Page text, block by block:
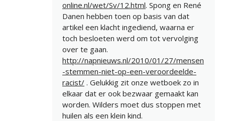
online.nl/wet/Sv/12.html. Spong en René
Danen hebben toen op basis van dat
artikel een klacht ingediend, waarna er
toch besloeten werd om tot vervolging
over te gaan.
http://napnieuws.nl/2010/01/27/mensen
-stemmen-niet-op-een-veroordeelde-
racist/ . Gelukkig zit onze wetboek zo in
elkaar dat er ook bezwaar gemaakt kan
worden. Wilders moet dus stoppen met
huilen als een klein kind.